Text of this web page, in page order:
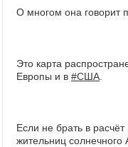
О многом она говорит
Это карта
Европы и в #США
Если не брать в
жительниц